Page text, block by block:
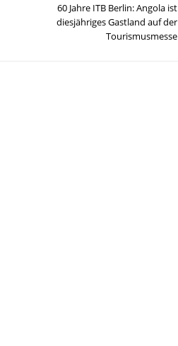
60 Jahre ITB Berlin: Angola ist
diesjähriges Gastland auf der
Tourismusmesse